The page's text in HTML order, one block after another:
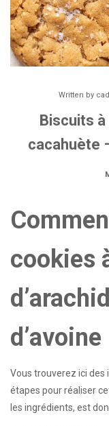
Written by
Biscuits à
cacahuète
cookies
d’avoine
Vous trouverez ici
étapes pour réaliser
les ingrédients, est